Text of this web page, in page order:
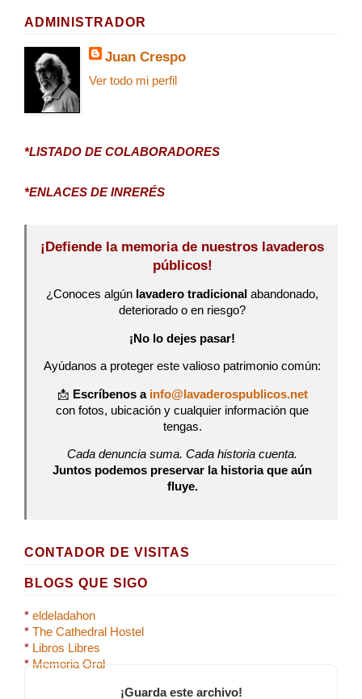
ADMINISTRADOR
Juan Crespo
Ver todo mi perfil
*LISTADO DE COLABORADORES
*ENLACES DE INRERÉS
¡Defiende la memoria de nuestros lavaderos
públicos!
¿Conoces algún lavadero tradicional abandonado,
deteriorado o en riesgo?
¡No lo dejes pasar!
Ayúdanos a proteger este valioso patrimonio común:
📩 Escríbenos a info@lavaderospublicos.net
con fotos, ubicación y cualquier información que
tengas.
Cada denuncia suma. Cada historia cuenta.
Juntos podemos preservar la historia que aún
fluye.
CONTADOR DE VISITAS
BLOGS QUE SIGO
* eldeladahon
* The Cathedral Hostel
* Libros Libres
* Memoria Oral
¡Guarda este archivo!